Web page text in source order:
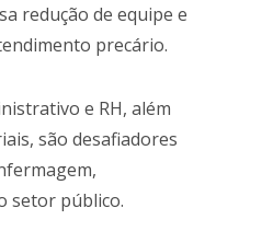
redução de equipe e
precário.
e RH, além
são desafiadores
setor público.